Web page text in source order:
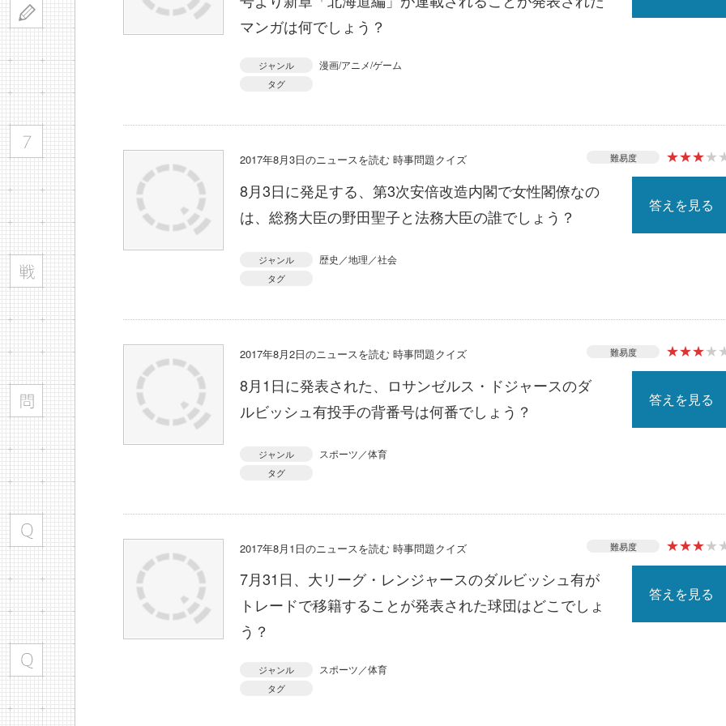
マンガは何でしょう？
ジャンル 漫画/アニメ/ゲーム
タグ
2017年8月3日のニュースを読む 時事問題クイズ 難易度 ★★★★
8月3日に発足する、第3次安倍改造内閣で女性閣僚なの
は、総務大臣の野田聖子と法務大臣の誰でしょう？
答えを見る
ジャンル 歴史／地理／社会
タグ
2017年8月2日のニュースを読む 時事問題クイズ 難易度 ★★★★
8月1日に発表された、ロサンゼルス・ドジャースのダ
ルビッシュ有投手の背番号は何番でしょう？
答えを見る
ジャンル スポーツ／体育
タグ
2017年8月1日のニュースを読む 時事問題クイズ 難易度 ★★★★
7月31日、大リーグ・レンジャースのダルビッシュ有が
トレードで移籍することが発表された球団はどこでしょ
う？
答えを見る
ジャンル スポーツ／体育
タグ